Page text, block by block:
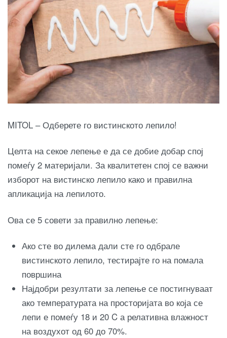
MITOL – Одберете го вистинското лепило!
Целта на секое лепење е да се добие добар спој
помеѓу 2 материјали. За квалитетен спој се важни
изборот на вистинско лепило како и правилна
апликација на лепилото.
Ова се 5 совети за правилно лепење:
Ако сте во дилема дали сте го одбрале
вистинското лепило, тестирајте го на помала
површина
Најдобри резултати за лепење се постигнуваат
ако температурата на просторијата во која се
лепи е помеѓу 18 и 20 C а релативна влажност
на воздухот од 60 до 70%.